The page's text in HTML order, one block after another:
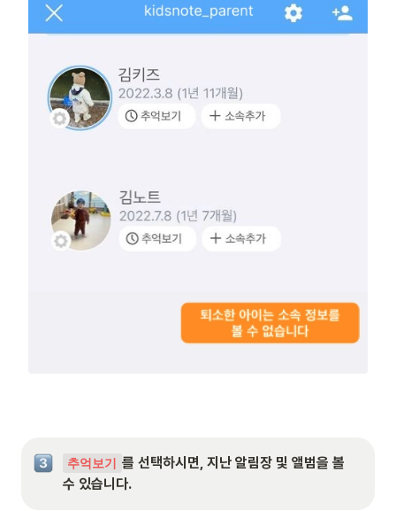
추억보기
를 선택하시면, 지난 알림장 및 앨범을 볼
수 있습니다.